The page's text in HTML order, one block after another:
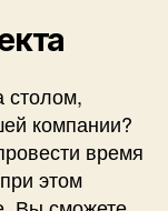
столом,
компании?
время
этом